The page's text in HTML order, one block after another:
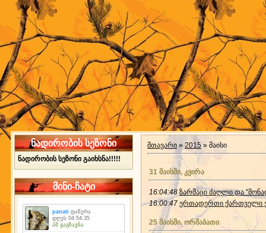
ნადირობის სეზონი
ნადირობის სეზონი გაიხსნა!!!!!
მინი-ჩატი
მთავარი » 2015 » მაისი
31 მაისში, კვირა
16:04:48 ზარმაცი ძაღლი და
16:00:47 ერთადერთი ქართველი
25 მაისში, ორშაბათი